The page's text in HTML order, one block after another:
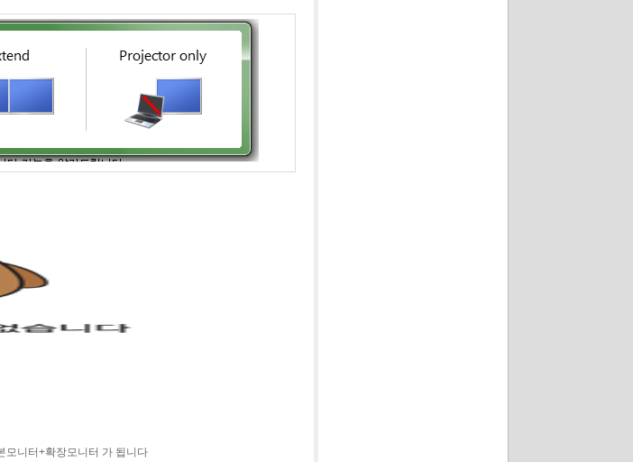
니터+확장모니터 가 됩니다